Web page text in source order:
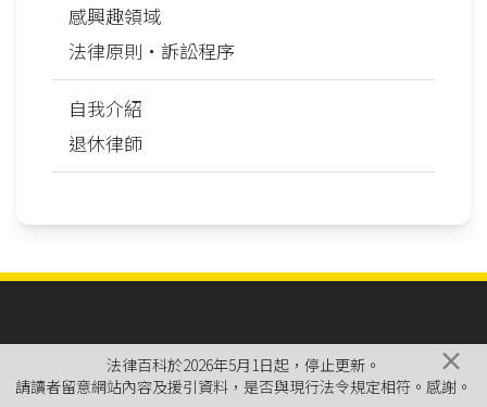
感興趣領域
法律原則‧訴訟程序
自我介紹
退休律師
法律百科於2026年5月1日起，停止更新。
請讀者留意網站內容及援引資料，是否與現行法令規定相符。感謝。
×